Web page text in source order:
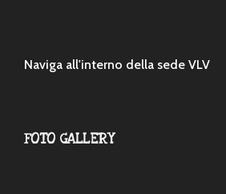
Naviga all'interno della sede VLV
FOTO GALLERY